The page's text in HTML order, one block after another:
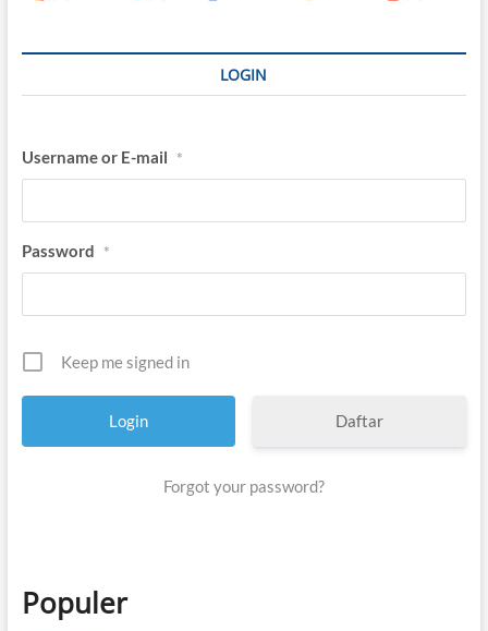
LOGIN
Username or E-mail *
Password *
Keep me signed in
Daftar
Forgot your password?
Populer